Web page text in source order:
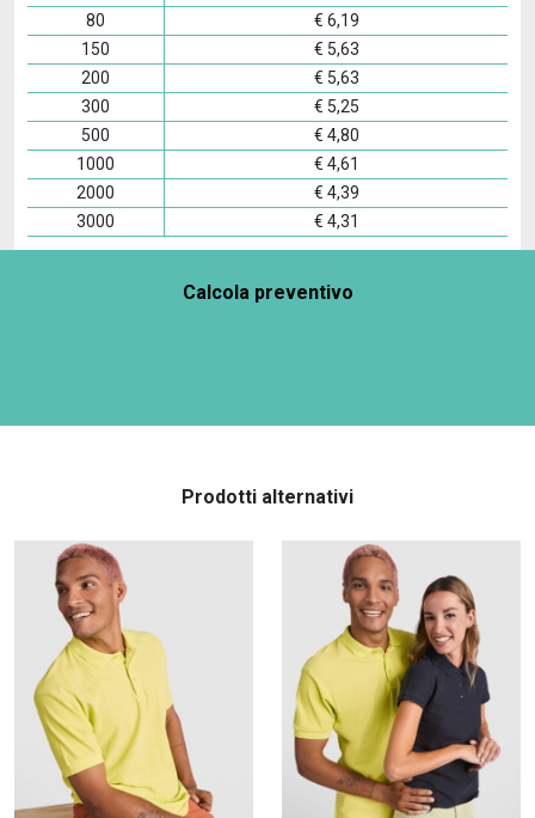
80
€ 6,19
150
€ 5,63
200
€ 5,63
300
€ 5,25
500
€ 4,80
1000
€ 4,61
2000
€ 4,39
3000
€ 4,31
Calcola preventivo
Prodotti alternativi